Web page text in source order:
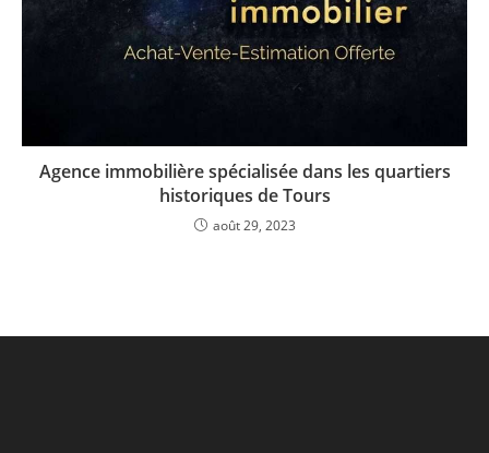
Agence immobilière spécialisée dans les quartiers
historiques de Tours
août 29, 2023